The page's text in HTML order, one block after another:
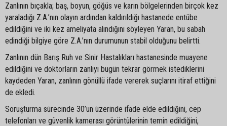
Zanlının bıçakla; baş, boyun, göğüs ve karın bölgelerinden birçok kez
yaraladığı Z.A.’nın olayın ardından kaldırıldığı hastanede entübe
edildiğini ve iki kez ameliyata alındığını söyleyen Yaran, bu sabah
edindiği bilgiye göre Z.A.’nın durumunun stabil olduğunu belirtti.
Zanlının dün Barış Ruh ve Sinir Hastalıkları hastanesinde muayene
edildiğini ve doktorların zanlıyı bugün tekrar görmek istediklerini
kaydeden Yaran, zanlının gönüllü ifade vererek suçlarını itiraf ettiğini
de ekledi.
Soruşturma sürecinde 30’un üzerinde ifade elde edildiğini, cep
telefonları ve güvenlik kamerası görüntülerinin temin edildiğini,